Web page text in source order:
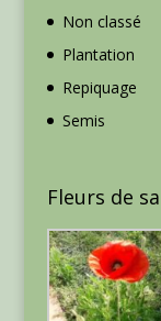
Non classé
Plantation
Repiquage
Semis
Fleurs de